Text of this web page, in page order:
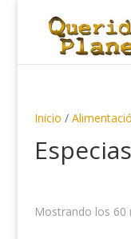
de
productos
Inicio /
Especias
Mostrando los 60